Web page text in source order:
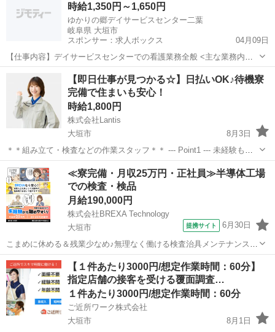
時給1,350円～1,650円
ゆかりの郷デイサービスセンター二葉
岐阜県 大垣市
スポンサー：求人ボックス
04月09日
【仕事内容】デイサービスセンターでの看護業務全般 <主な業務内容>
利用者様のバイタルチェック 内服管理 機能訓練補助・歩行補助 創傷
の処置 介護業務(排泄・入浴・レクリエーション) など <施設概要> 定
員:40名 <応募要件>...
アルバイト・パート
【即日仕事が見つかる☆】日払いOK♪待機寮
完備で住まいも安心！
時給1,800円
株式会社Lantis
大垣市
8月3日
＊＊組み立て・検査などの作業スタッフ＊＊ --- Point1 --- 未経験も就
業OK！ 工場未経験でもご安心ください！！ 先輩スタッフがイチから
丁寧にサポート！ 未経験からスタートした方も多数活躍しています
☆...
岐阜 大垣市 工場 スタッフ
≪寮完備・月収25万円・正社員≫半導体工場
での検査・検品
月給190,000円
株式会社BREXA Technology
大垣市
提携サイト 6月30日
こまめに休める＆残業少なめ♪無理なく働ける検査治具メンテナンスの
お仕事｜社宅費補助あり！おトクに新生活スタート｜未経験から月収
25万円★ お仕事内容 半導体製造に関わる治具の精密な検査・メンテナ
ンス作業を行います。手順が決...
岐阜 大垣市 その他
【１件あたり3000円/想定作業時間：60分】
指定店舗の接客を受ける覆面調査…
１件あたり3000円/想定作業時間：60分
ご近所ワーク株式会社
大垣市
8月1日